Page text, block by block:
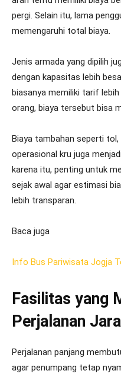
pergi. Selain itu, lama
memengaruhi total biaya.
Jenis armada yang dipilih
dengan kapasitas lebih
biasanya memiliki tarif
orang, biaya tersebut bisa
Biaya tambahan seperti
operasional kru juga
karena itu, penting untuk
sejak awal agar estimasi
lebih transparan.
Baca juga
Info Bus Pariwisata Jogja
Fasilitas yang
Perjalanan
Perjalanan panjang
agar penumpang tetap